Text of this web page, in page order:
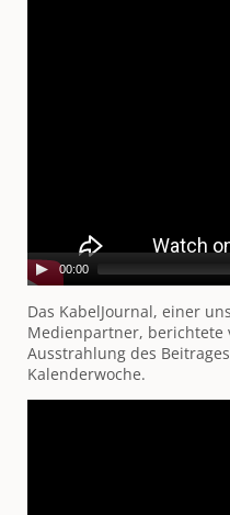
00:00
Das KabelJournal, einer
Medienpartner, berichtete
Ausstrahlung des
Kalenderwoche.